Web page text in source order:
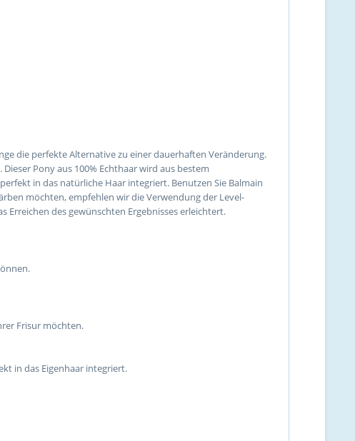
die perfekte Alternative zu einer dauerhaften Veränderung.
Pony aus 100% Echthaar wird aus bestem
in das natürliche Haar integriert. Benutzen Sie Balmain
möchten, empfehlen wir die Verwendung der Level-
Erreichen des gewünschten Ergebnisses erleichtert.
Frisur möchten.
in das Eigenhaar integriert.